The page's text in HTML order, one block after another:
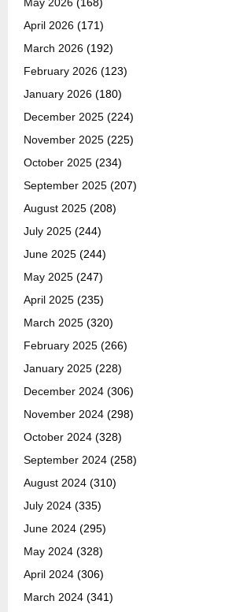
April 2026 (171)
March 2026 (192)
February 2026 (123)
January 2026 (180)
December 2025 (224)
November 2025 (225)
October 2025 (234)
September 2025 (207)
August 2025 (208)
July 2025 (244)
June 2025 (244)
May 2025 (247)
April 2025 (235)
March 2025 (320)
February 2025 (266)
January 2025 (228)
December 2024 (306)
November 2024 (298)
October 2024 (328)
September 2024 (258)
August 2024 (310)
July 2024 (335)
June 2024 (295)
May 2024 (328)
April 2024 (306)
March 2024 (341)